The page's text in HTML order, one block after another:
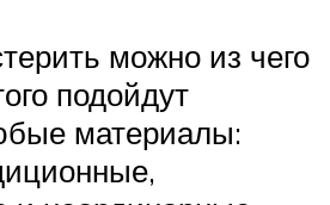
можно из чего
подойдут
материалы: